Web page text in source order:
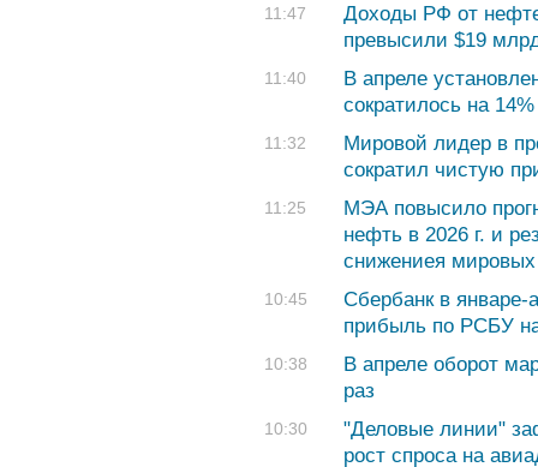
11:47
Доходы РФ от
превысили $19
11:40
В апреле
сократилось на
11:32
Мировой лидер в
сократил чистую
11:25
МЭА повысило
нефть в 2026 г. и
снижениея мировых
10:45
Сбербанк в январе-
прибыль по РСБУ
10:38
В апреле оборот
раз
10:30
"Деловые линии"
рост спроса на